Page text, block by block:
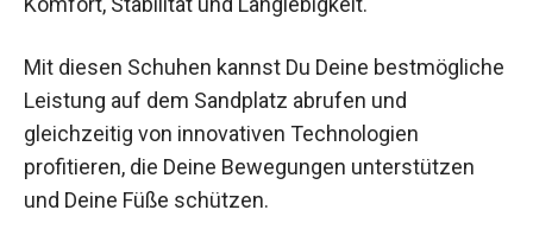
Kombination aus Komfort, Stabilität und
Langlebigkeit.
Mit diesen Schuhen kannst Du Deine
bestmögliche Leistung auf dem Sandplatz
abrufen und gleichzeitig von innovativen
Technologien profitieren, die Deine Bewegungen